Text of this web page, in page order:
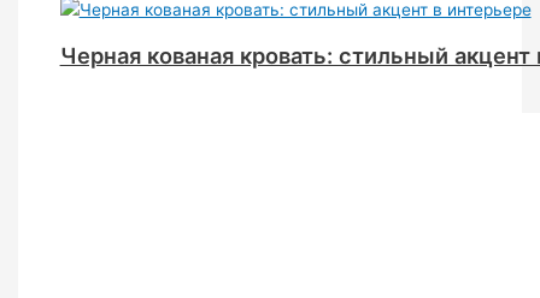
Черная кованая кровать: стильный акцент